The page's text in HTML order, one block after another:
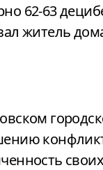
62-63
житель